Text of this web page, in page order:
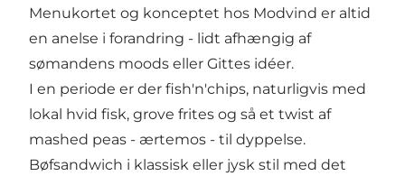
Menukortet og konceptet hos Modvind er altid
en anelse i forandring - lidt afhængig af
sømandens moods eller Gittes idéer.
I en periode er der fish'n'chips, naturligvis med
lokal hvid fisk, grove frites og så et twist af
mashed peas - ærtemos - til dyppelse.
Bøfsandwich i klassisk eller jysk stil med det